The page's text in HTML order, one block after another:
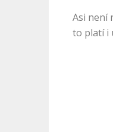
Asi není
to platí i